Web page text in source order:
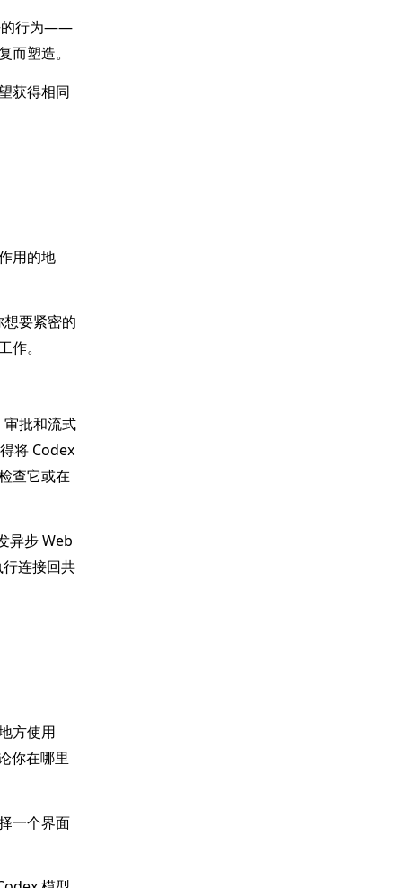
的行为——
塑造。
获得相同
用的地
要紧密的
。
批和流式
将 Codex
查它或在
异步 Web
连接回共
方使用
你在哪里
一个界面